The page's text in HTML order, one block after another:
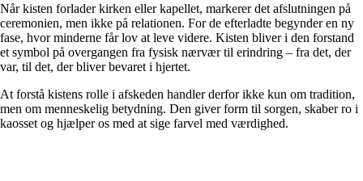
Når kisten forlader kirken eller kapellet, markerer det afslutningen på
ceremonien, men ikke på relationen. For de efterladte begynder en ny
fase, hvor minderne får lov at leve videre. Kisten bliver i den forstand
et symbol på overgangen fra fysisk nærvær til erindring – fra det, der
var, til det, der bliver bevaret i hjertet.
At forstå kistens rolle i afskeden handler derfor ikke kun om tradition,
men om menneskelig betydning. Den giver form til sorgen, skaber ro i
kaosset og hjælper os med at sige farvel med værdighed.